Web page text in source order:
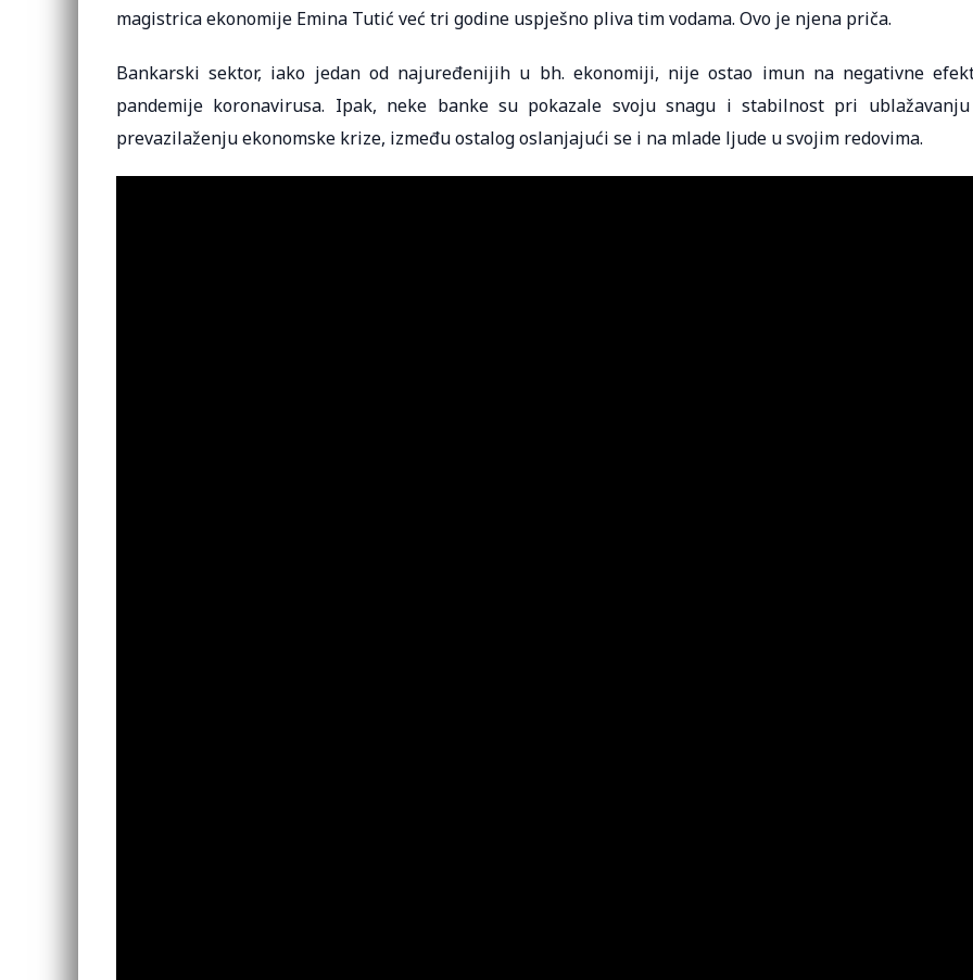
magistrica ekonomije Emina Tutić već tri godine uspješno pliva tim vodama. Ovo je njena priča.
Bankarski sektor, iako jedan od najuređenijih u bh. ekonomiji, nije ostao imun na negativne
pandemije koronavirusa. Ipak, neke banke su pokazale svoju snagu i stabilnost pri
prevazilaženju ekonomske krize, između ostalog oslanjajući se i na mlade ljude u svojim redovima.